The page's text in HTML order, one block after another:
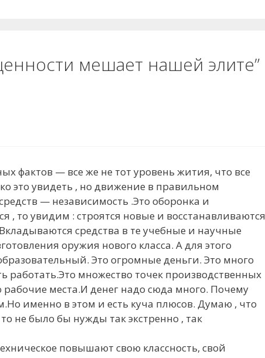
мешает нашей элите”
фактов — все же не тот уровень жития, что все
это увидеть , но движение в правильном
— независимость .Это оборонка и
, то увидим : строятся новые и восстанавливаются
средства в те учебные и научные
оружия нового класса. А для этого
Это огромные деньги. Это много
множество точек производственных
места.И денег надо сюда много. Почему
именно в этом и есть куча плюсов. Думаю , что
не было бы нужды так экстренно , так
повышают свою классность, свой